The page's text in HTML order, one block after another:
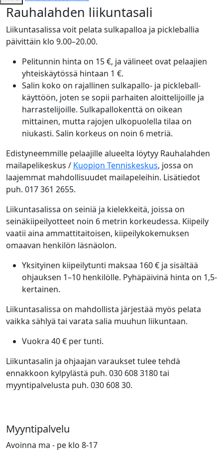
Rauhalahden liikuntasali
Liikuntasalissa voit pelata sulkapalloa ja pickleballia
päivittäin klo 9.00–20.00.
Pelitunnin hinta on 15 €, ja välineet ovat pelaajien
yhteiskäytössä hintaan 1 €.
Salin koko on rajallinen sulkapallo- ja pickleball-
käyttöön, joten se sopii parhaiten aloittelijoille ja
harrastelijoille. Sulkapallokenttä on oikean
mittainen, mutta rajojen ulkopuolella tilaa on
niukasti. Salin korkeus on noin 6 metriä.
Edistyneemmille pelaajille alueelta löytyy Rauhalahden
mailapelikeskus / Kuopion Tenniskeskus, jossa on
laajemmat mahdollisuudet mailapeleihin. Lisätiedot
puh. 017 361 2655.
Liikuntasalissa on seiniä ja kielekkeitä, joissa on
seinäkiipeilyotteet noin 6 metrin korkeudessa. Kiipeily
vaatii aina ammattitaitoisen, kiipeilykokemuksen
omaavan henkilön läsnäolon.
Yksityinen kiipeilytunti maksaa 160 € ja sisältää
ohjauksen 1–10 henkilölle. Pyhäpäivinä hinta on 1,5-
kertainen.
Liikuntasalissa on mahdollista järjestää myös pelata
vaikka sählyä tai varata salia muuhun liikuntaan.
Vuokra 40 € per tunti.
Liikuntasalin ja ohjaajan varaukset tulee tehdä
ennakkoon kylpylästä puh. 030 608 3180 tai
myyntipalvelusta puh. 030 608 30.
Myyntipalvelu
Avoinna ma - pe klo 8-17